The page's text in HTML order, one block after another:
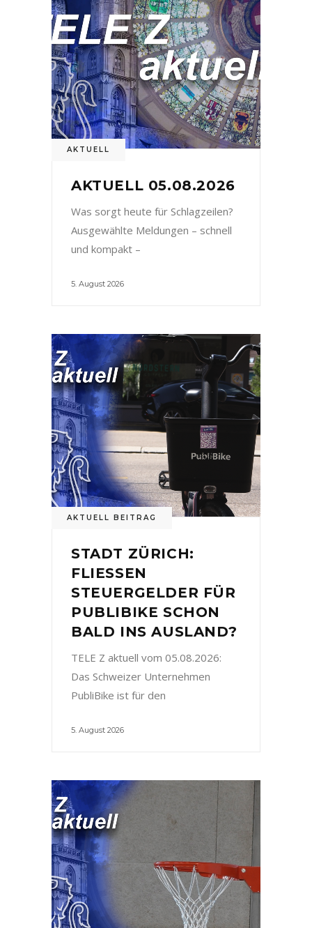
AKTUELL
AKTUELL 05.08.2026
Was sorgt heute für Schlagzeilen?
Ausgewählte Meldungen – schnell
und kompakt –
5. August 2026
AKTUELL BEITRAG
STADT ZÜRICH:
FLIESSEN
STEUERGELDER FÜR
PUBLIBIKE SCHON
BALD INS AUSLAND?
TELE Z aktuell vom 05.08.2026:
Das Schweizer Unternehmen
PubliBike ist für den
5. August 2026